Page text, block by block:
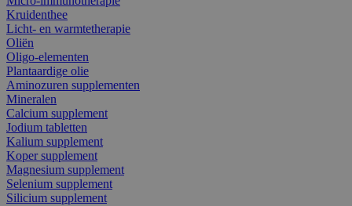
Kruidenthee
Licht- en warmtetherapie
Oliën
Oligo-elementen
Plantaardige olie
Aminozuren supplementen
Mineralen
Calcium supplement
Jodium tabletten
Kalium supplement
Koper supplement
Magnesium supplement
Selenium supplement
Silicium supplement